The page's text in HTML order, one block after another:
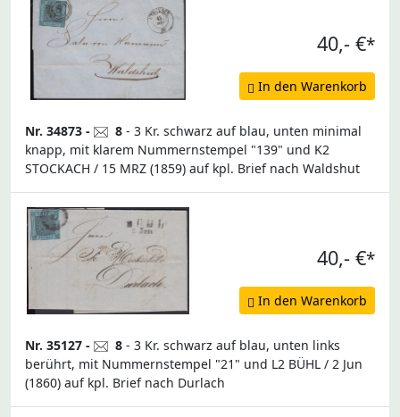
40,- €*
In den Warenkorb
Nr. 34873 - 8 - 3 Kr. schwarz auf blau, unten minimal
knapp, mit klarem Nummernstempel "139" und K2
STOCKACH / 15 MRZ (1859) auf kpl. Brief nach Waldshut
40,- €*
In den Warenkorb
Nr. 35127 - 8 - 3 Kr. schwarz auf blau, unten links
berührt, mit Nummernstempel "21" und L2 BÜHL / 2 Jun
(1860) auf kpl. Brief nach Durlach